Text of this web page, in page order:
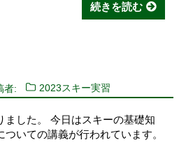
続きを読む
者: 2023スキー実習
ました。 今日はスキーの基礎知
いての講義が行われています。